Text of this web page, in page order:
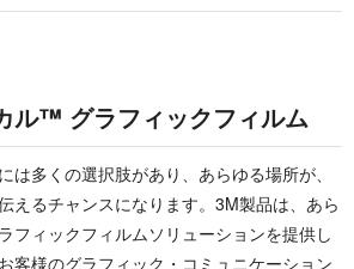
ル™ グラフィックフィルム
は多くの選択肢があり、あらゆる場所が、
えるチャンスになります。3M製品は、あら
フィックフィルムソリューションを提供し
客様のグラフィック・コミュニケーション